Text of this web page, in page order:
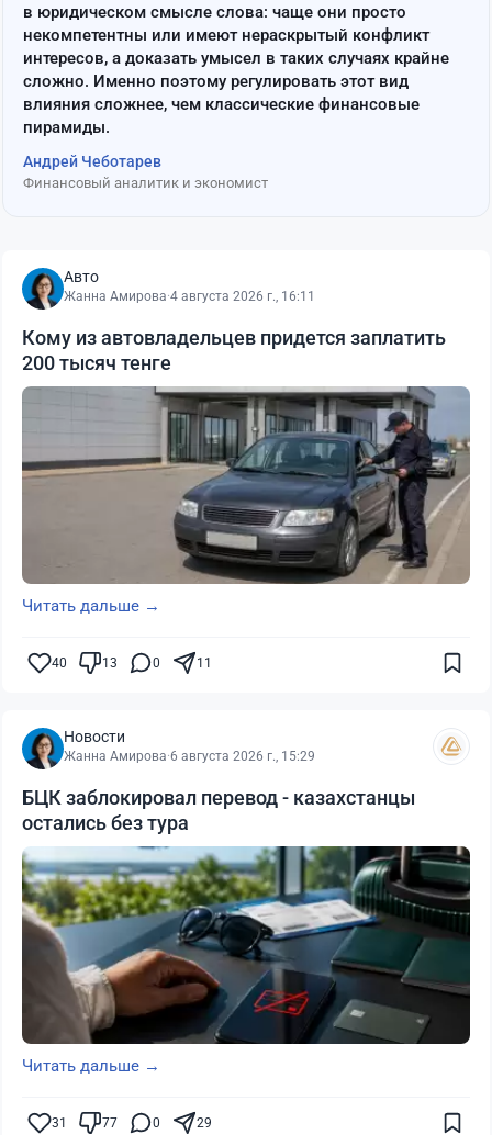
в юридическом смысле слова: чаще они просто
некомпетентны или имеют нераскрытый конфликт
интересов, а доказать умысел в таких случаях крайне
сложно. Именно поэтому регулировать этот вид
влияния сложнее, чем классические финансовые
пирамиды.
Андрей Чеботарев
Финансовый аналитик и экономист
Авто
Жанна Амирова·4 августа 2026 г., 16:11
Кому из автовладельцев придется заплатить
200 тысяч тенге
Читать дальше →
40 13 0 11
Новости
Жанна Амирова·6 августа 2026 г., 15:29
БЦК заблокировал перевод - казахстанцы
остались без тура
Читать дальше →
31 77 0 29